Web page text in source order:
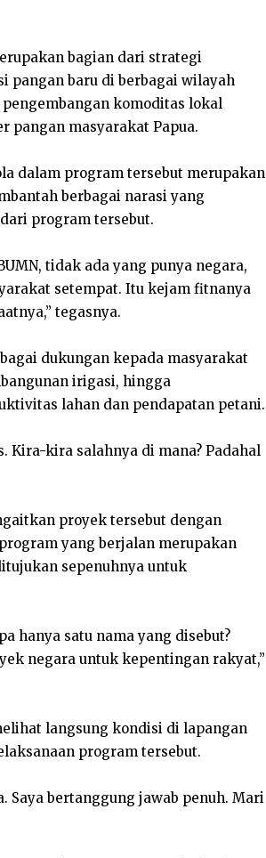
bagian dari strategi
pangan baru di berbagai wilayah
komoditas lokal
pangan masyarakat Papua.
dalam program tersebut merupakan
berbagai narasi yang
program tersebut.
tidak ada yang punya negara,
setempat. Itu kejam fitnanya
tegasnya.
dukungan kepada masyarakat
irigasi, hingga
lahan dan pendapatan petani.
kira salahnya di mana? Padahal
proyek tersebut dengan
yang berjalan merupakan
sepenuhnya untuk
hanya satu nama yang disebut?
negara untuk kepentingan rakyat,”
langsung kondisi di lapangan
program tersebut.
Saya bertanggung jawab penuh. Mari